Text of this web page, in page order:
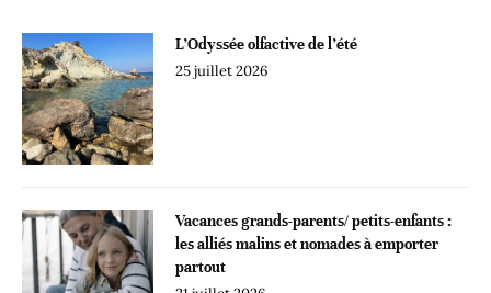
L’Odyssée olfactive de l’été
25 juillet 2026
Vacances grands-parents/ petits-enfants :
les alliés malins et nomades à emporter
partout